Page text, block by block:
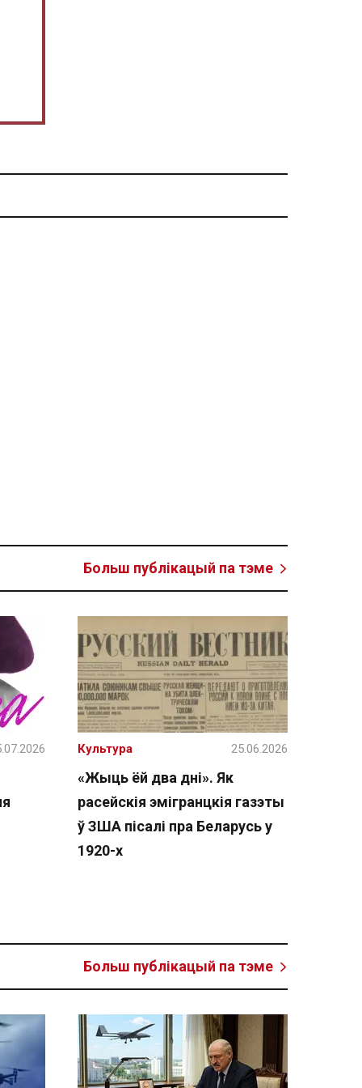
Больш публікацый па тэме
«Жыць ёй два дні». Як
расейскія эмігранцкія газэты
ў ЗША пісалі пра Беларусь у
1920-х
Культура 25.06.2026
Больш публікацый па тэме